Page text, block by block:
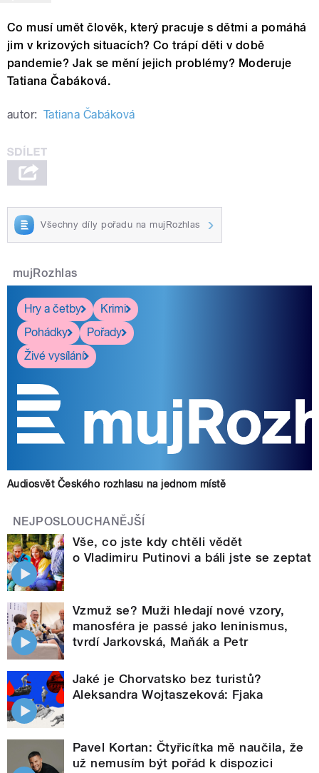
Co musí umět člověk, který pracuje s dětmi a pomáhá
jim v krizových situacích? Co trápí děti v době
pandemie? Jak se mění jejich problémy? Moderuje
Tatiana Čabáková.
autor: Tatiana Čabáková
Všechny díly pořadu na mujRozhlas
mujRozhlas
Hry a četby
Krimi
Pohádky
Pořady
Živé vysílání
Audiosvět Českého rozhlasu na jednom místě
NEJPOSLOUCHANĚJŠÍ
Vše, co jste kdy chtěli vědět
o Vladimiru Putinovi a báli jste se zeptat
Vzmuž se? Muži hledají nové vzory,
manosféra je passé jako leninismus,
tvrdí Jarkovská, Maňák a Petr
Jaké je Chorvatsko bez turistů?
Aleksandra Wojtaszeková: Fjaka
Pavel Kortan: Čtyřicítka mě naučila, že
už nemusím být pořád k dispozici